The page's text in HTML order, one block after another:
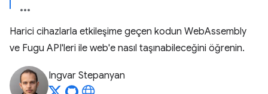
Harici cihazlarla etkileşime geçen kodun WebAssembly
ve Fugu API'leri ile web'e nasıl taşınabileceğini öğrenin.
Ingvar Stepanyan